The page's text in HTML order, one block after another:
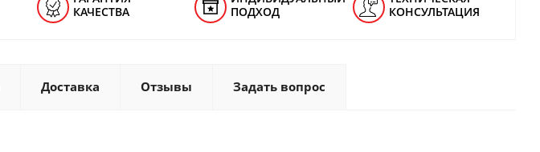
КАЧЕСТВА
ПОДХОД
КОНСУЛЬТАЦИЯ
Доставка Отзывы Задать вопрос